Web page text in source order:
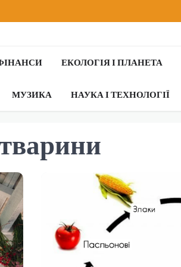
ЕКОЛОГІЯ І ПЛАНЕТА
МУЗИКА НАУКА І ТЕХНОЛОГІЇ